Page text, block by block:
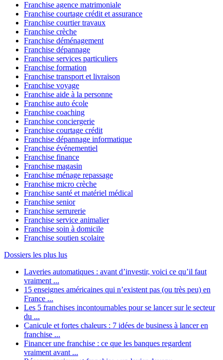
Franchise agence matrimoniale
Franchise courtage crédit et assurance
Franchise courtier travaux
Franchise crèche
Franchise déménagement
Franchise dépannage
Franchise services particuliers
Franchise formation
Franchise transport et livraison
Franchise voyage
Franchise aide à la personne
Franchise auto école
Franchise coaching
Franchise conciergerie
Franchise courtage crédit
Franchise dépannage informatique
Franchise événementiel
Franchise finance
Franchise magasin
Franchise ménage repassage
Franchise micro crèche
Franchise santé et matériel médical
Franchise senior
Franchise serrurerie
Franchise service animalier
Franchise soin à domicile
Franchise soutien scolaire
Dossiers les plus lus
Laveries automatiques : avant d’investir, voici ce qu’il faut
vraiment ...
15 enseignes américaines qui n’existent pas (ou très peu) en
France ...
Les 5 franchises incontournables pour se lancer sur le secteur
du ...
Canicule et fortes chaleurs : 7 idées de business à lancer en
franchise ...
Financer une franchise : ce que les banques regardent
vraiment avant ...